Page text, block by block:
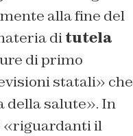
alla fine del
ditutela
di primo
statali» che
della salute». In
«riguardanti il